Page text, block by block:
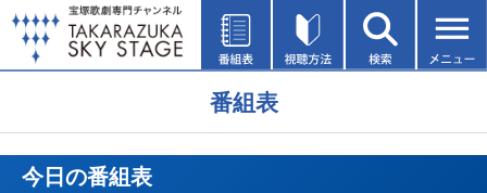
番組表
今日の番組表